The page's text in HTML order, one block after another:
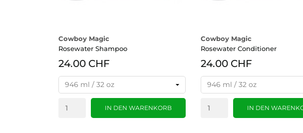
Cowboy Magic
Rosewater Shampoo
24.00 CHF
IN DEN WARENKORB
Cowboy Magic
Rosewater Conditioner
24.00 CHF
IN DEN